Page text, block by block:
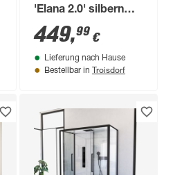
'Elana 2.0' silbern
140 x 200 cm
449,99 €
Lieferung nach Hause
Bestellbar in Troisdorf